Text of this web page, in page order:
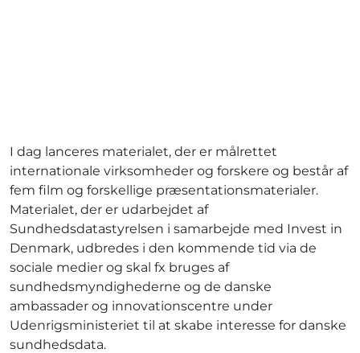
I dag lanceres materialet, der er målrettet
internationale virksomheder og forskere og består af
fem film og forskellige præsentationsmaterialer.
Materialet, der er udarbejdet af
Sundhedsdatastyrelsen i samarbejde med Invest in
Denmark, udbredes i den kommende tid via de
sociale medier og skal fx bruges af
sundhedsmyndighederne og de danske
ambassader og innovationscentre under
Udenrigsministeriet til at skabe interesse for danske
sundhedsdata.